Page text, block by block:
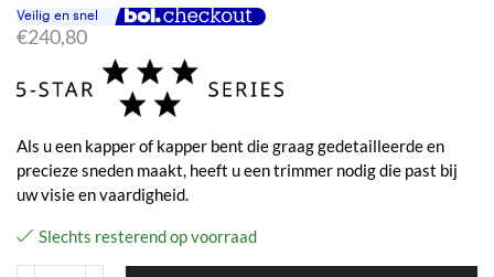
€240,80
Als u een kapper of kapper bent die graag gedetailleerde en
precieze sneden maakt, heeft u een trimmer nodig die past bij
uw visie en vaardigheid.
Slechts resterend op voorraad